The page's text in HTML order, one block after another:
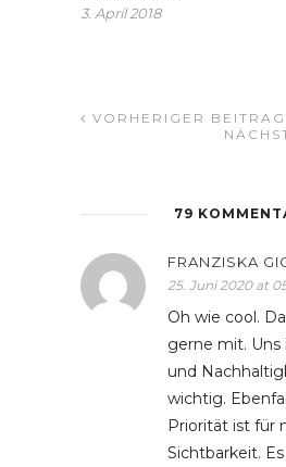
3. April 2018
VORHERIGER BEITRAG
79
FRANZISKA
25. Juni 2020 at
Oh wie cool.
gerne mit.
und
wichtig.
Priorität ist für
Sichtbarkeit.